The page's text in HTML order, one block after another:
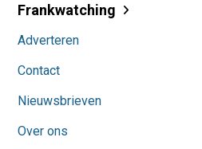
Frankwatching
Adverteren
Contact
Nieuwsbrieven
Over ons